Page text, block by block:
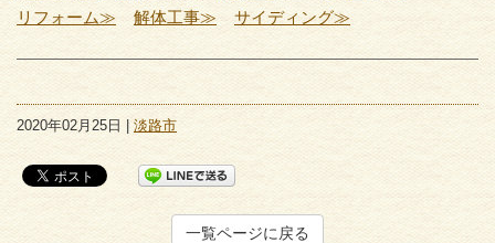
リフォーム≫
解体工事≫ サイディング≫
2020年02月25日 | 淡路市
一覧ページに戻る